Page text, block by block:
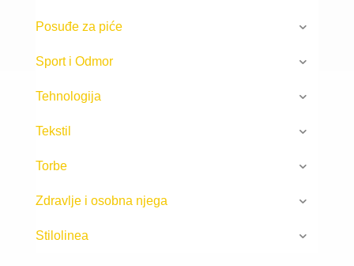
Posuđe za piće
Sport i Odmor
Tehnologija
Tekstil
Torbe
Zdravlje i osobna njega
Stilolinea